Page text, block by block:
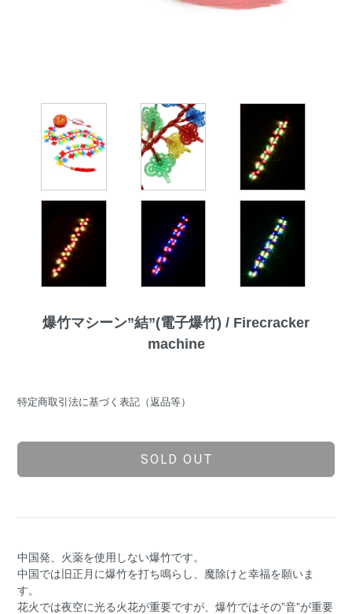
爆竹マシーン”結”(電子爆竹) / Firecracker
machine
特定商取引法に基づく表記（返品等）
SOLD OUT
中国発、火薬を使用しない爆竹です。
中国では旧正月に爆竹を打ち鳴らし、魔除けと幸福を願いま
す。
花火では夜空に光る火花が重要ですが、爆竹ではその”音”が重要